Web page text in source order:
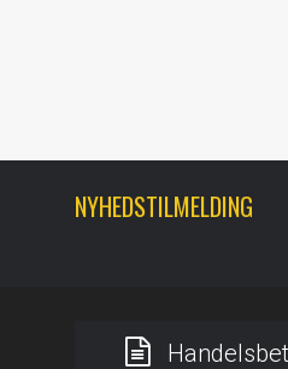
NYHEDSTILMELDING